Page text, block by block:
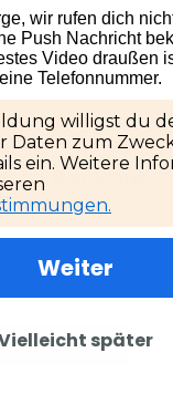
Packout
have wenn es
geht
Werkzeug
wir rufen dich
Push Nachricht
Video draußen
Telefonnummer.
willigst du
Daten zum
ein. Weitere
Weiter
später